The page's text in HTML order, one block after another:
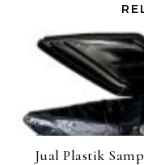
Jual Plastik